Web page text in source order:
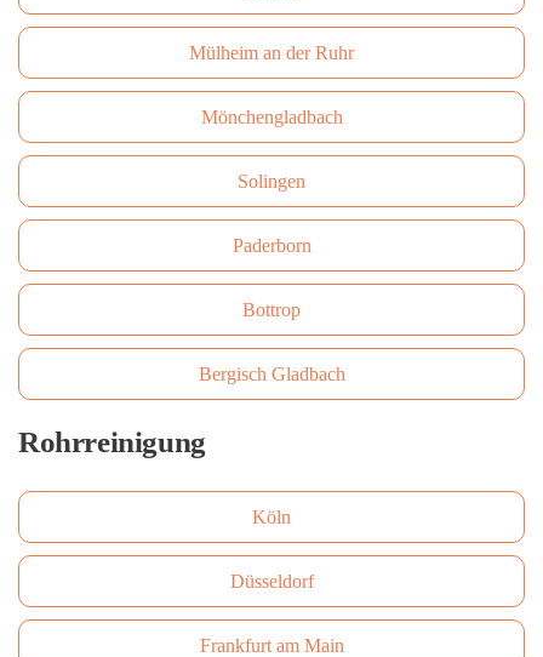
Mülheim an der Ruhr
Mönchengladbach
Solingen
Paderborn
Bottrop
Bergisch Gladbach
Rohrreinigung
Köln
Düsseldorf
Frankfurt am Main